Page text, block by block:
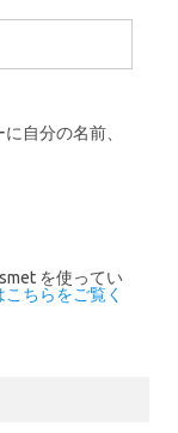
自分の名前、
を使ってい
ちらをご覧く